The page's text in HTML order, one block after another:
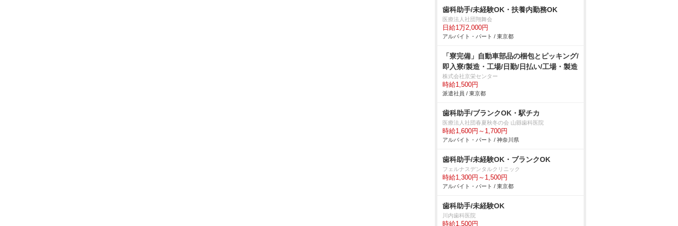
歯科助手/未経験OK・扶養内勤務OK
医療法人社団翔舞会
日給1万2,000円
アルバイト・パート / 東京都
「寮完備」自動車部品の梱包とピッキング/
即入寮/製造・工場/日勤/日払い/工場・製造
株式会社京栄センター
時給1,500円
派遣社員 / 東京都
歯科助手/ブランクOK・駅チカ
医療法人社団春夏秋冬の会 山縣歯科医院
時給1,600円～1,700円
アルバイト・パート / 神奈川県
歯科助手/未経験OK・ブランクOK
フェルナスデンタルクリニック
時給1,300円～1,500円
アルバイト・パート / 東京都
歯科助手/未経験OK
川内歯科医院
時給1,500円